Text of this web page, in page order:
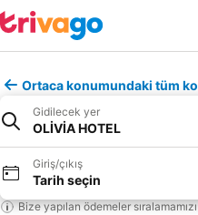
Ortaca konumundaki tüm
Gidilecek yer
OLİVİA HOTEL
Giriş/çıkış
Tarih seçin
Bize yapılan ödemeler